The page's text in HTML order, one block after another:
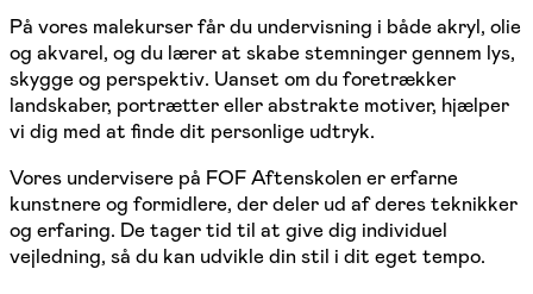
På vores malekurser får du undervisning i både akryl, olie
og akvarel, og du lærer at skabe stemninger gennem lys,
skygge og perspektiv. Uanset om du foretrækker
landskaber, portrætter eller abstrakte motiver, hjælper
vi dig med at finde dit personlige udtryk.
Vores undervisere på FOF Aftenskolen er erfarne
kunstnere og formidlere, der deler ud af deres teknikker
og erfaring. De tager tid til at give dig individuel
vejledning, så du kan udvikle din stil i dit eget tempo.